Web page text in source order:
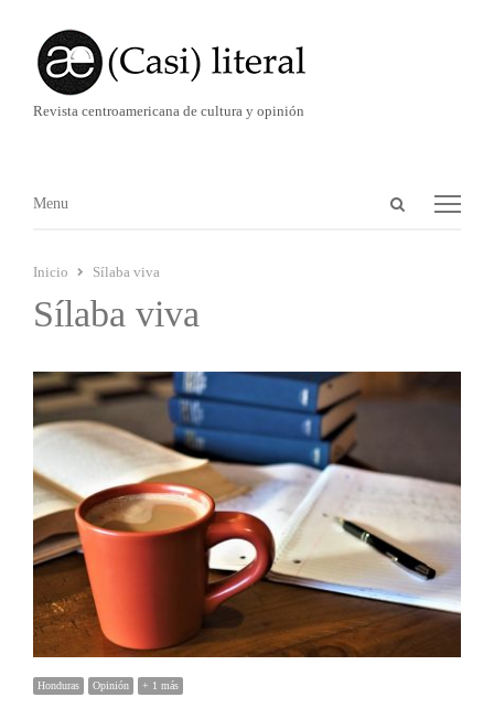
Revista centroamericana de cultura y opinión
Abrir
Menú
Menu
Inicio Sílaba viva
Sílaba viva
Honduras Opinión + 1 más